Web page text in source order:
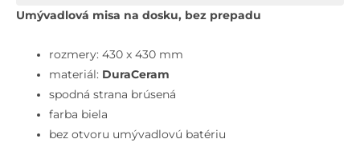
Cod
misa
43x43
cm,
DuraCeram,
biela
Umývadlová misa na dosku, bez prepadu
rozmery: 430 x 430 mm
materiál: DuraCeram
spodná strana brúsená
farba biela
bez otvoru umývadlovú batériu